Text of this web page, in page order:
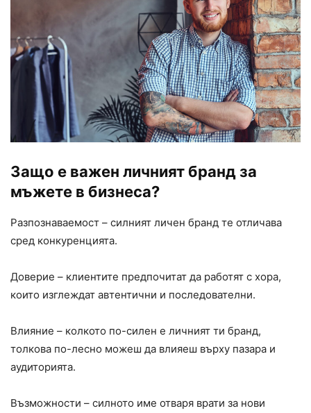
Защо е важен личният бранд за
мъжете в бизнеса?
Разпознаваемост – силният личен бранд те отличава
сред конкуренцията.
Доверие – клиентите предпочитат да работят с хора,
които изглеждат автентични и последователни.
Влияние – колкото по-силен е личният ти бранд,
толкова по-лесно можеш да влияеш върху пазара и
аудиторията.
Възможности – силното име отваря врати за нови